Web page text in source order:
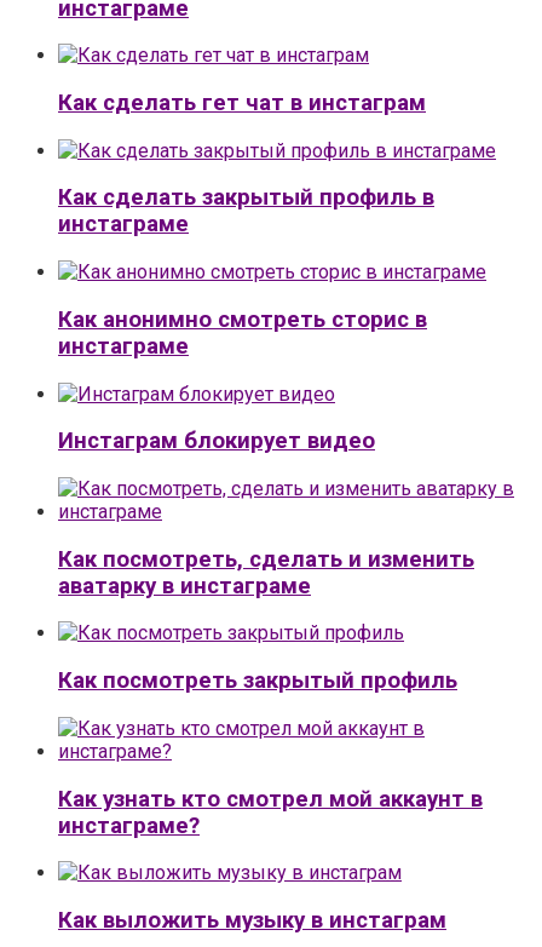
инстаграме
Как сделать гет чат в инстаграм
Как сделать закрытый профиль в
инстаграме
Как анонимно смотреть сторис в
инстаграме
Инстаграм блокирует видео
Как посмотреть, сделать и изменить
аватарку в инстаграме
Как посмотреть закрытый профиль
Как узнать кто смотрел мой аккаунт в
инстаграме?
Как выложить музыку в инстаграм